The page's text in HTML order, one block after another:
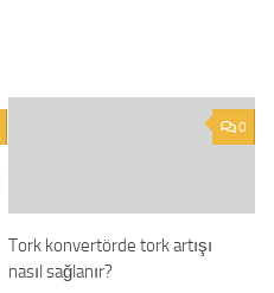
0
Tork konvertörde tork artışı
nasıl sağlanır?